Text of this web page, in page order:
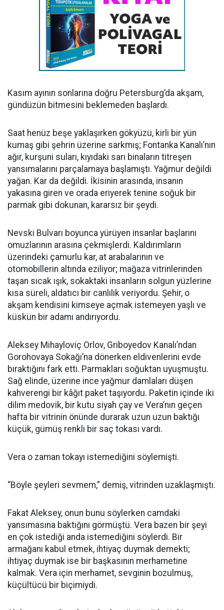
Kasım ayının sonlarına doğru Petersburg’da akşam,
gündüzün bitmesini beklemeden başlardı.
Saat henüz beşe yaklaşırken gökyüzü, kirli bir yün
kumaş gibi şehrin üzerine sarkmış; Fontanka Kanalı’nın
ağır, kurşuni suları, kıyıdaki sarı binaların titreşen
yansımalarını parçalamaya başlamıştı. Yağmur değildi
yağan. Kar da değildi. İkisinin arasında, insanın
yakasına giren ve orada eriyerek tenine soğuk bir
parmak gibi dokunan, kararsız bir şeydi.
Nevski Bulvarı boyunca yürüyen insanlar başlarını
omuzlarının arasına çekmişlerdi. Kaldırımların
üzerindeki çamurlu kar, at arabalarının ve
otomobillerin altında eziliyor; mağaza vitrinlerinden
taşan sıcak ışık, sokaktaki insanların solgun yüzlerine
kısa süreli, aldatıcı bir canlılık veriyordu. Şehir, o
akşam kendisini kimseye açmak istemeyen yaşlı ve
küskün bir adamı andırıyordu.
Aleksey Mihayloviç Orlov, Griboyedov Kanalı’ndan
Gorohovaya Sokağı’na dönerken eldivenlerini evde
bıraktığını fark etti. Parmakları soğuktan uyuşmuştu.
Sağ elinde, üzerine ince yağmur damlaları düşen
kahverengi bir kâğıt paket taşıyordu. Paketin içinde iki
dilim medovik, bir kutu siyah çay ve Vera’nın geçen
hafta bir vitrinin önünde durarak uzun uzun baktığı
küçük, gümüş renkli bir saç tokası vardı.
Vera o zaman tokayı istemediğini söylemişti.
“Böyle şeyleri sevmem,” demiş, vitrinden uzaklaşmıştı.
Fakat Aleksey, onun bunu söylerken camdaki
yansımasına baktığını görmüştü. Vera bazen bir şeyi
en çok istediği anda istemediğini söylerdi. Bir
armağanı kabul etmek, ihtiyaç duymak demekti;
ihtiyaç duymak ise bir başkasının merhametine
kalmak. Vera için merhamet, sevginin bozulmuş,
küçültücü bir biçimiydi.